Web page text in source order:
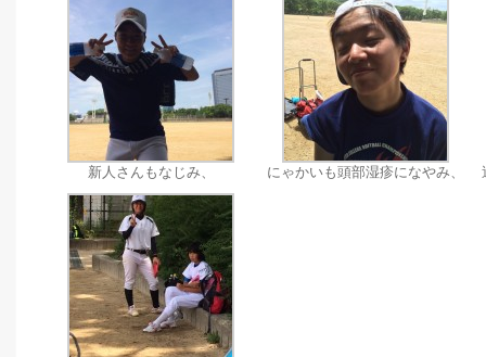
新人さんもなじみ、 にゃかいも頭部湿疹になやみ、